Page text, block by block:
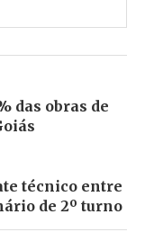
das obras de
técnico entre
de 2º turno